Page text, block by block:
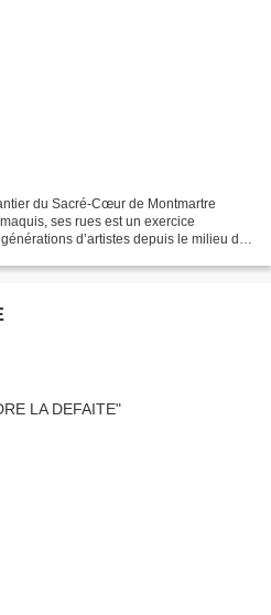
du Sacré-Cœur de Montmartre
ses rues est un exercice
d’artistes depuis le milieu du